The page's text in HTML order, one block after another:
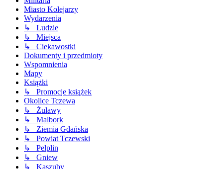
Miasto Kolejarzy
Wydarzenia
↳ Ludzie
↳ Miejsca
↳ Ciekawostki
Dokumenty i przedmioty
Wspomnienia
Mapy
Książki
↳ Promocje książek
Okolice Tczewa
↳ Żuławy
↳ Malbork
↳ Ziemia Gdańska
↳ Powiat Tczewski
↳ Pelplin
↳ Gniew
↳ Kaszuby